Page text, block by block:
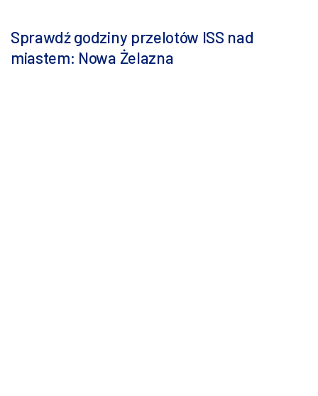
Sprawdź godziny przelotów ISS nad
miastem: Nowa Żelazna